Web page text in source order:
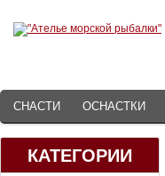
СНАСТИ ОСНАСТКИ
КАТЕГОРИИ